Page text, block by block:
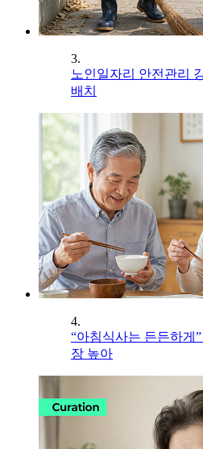
3.
노인일자리 안전관리
배치
4.
“아침식사는 든든하게
장 높아